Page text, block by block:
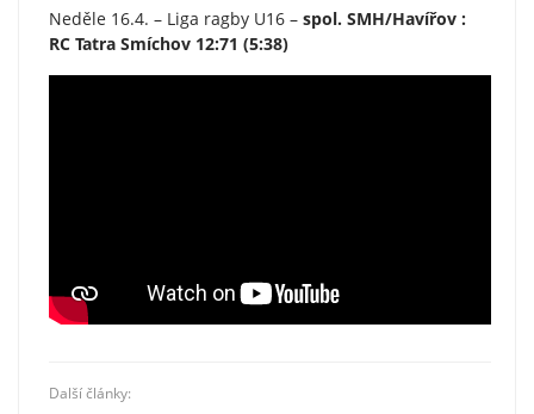
Neděle 16.4. – Liga ragby U16 – spol. SMH/Havířov :
RC Tatra Smíchov 12:71 (5:38)
Další články: